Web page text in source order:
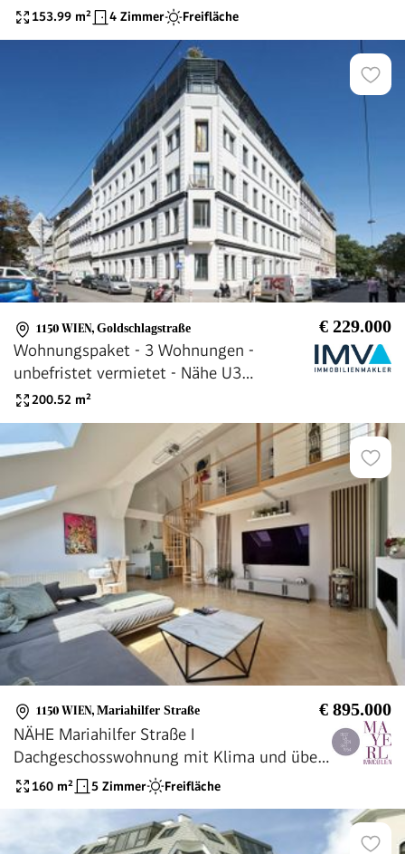
MIETE MÖGLICH
153.99 m² 4 Zimmer Freifläche
1150 WIEN, Goldschlagstraße € 229.000
Wohnungspaket - 3 Wohnungen -
unbefristet vermietet - Nähe U3
Schweglerstraße
200.52 m²
1150 WIEN, Mariahilfer Straße € 895.000
NÄHE Mariahilfer Straße I
Dachgeschosswohnung mit Klima und über
55 m² Terrasse
160 m² 5 Zimmer Freifläche